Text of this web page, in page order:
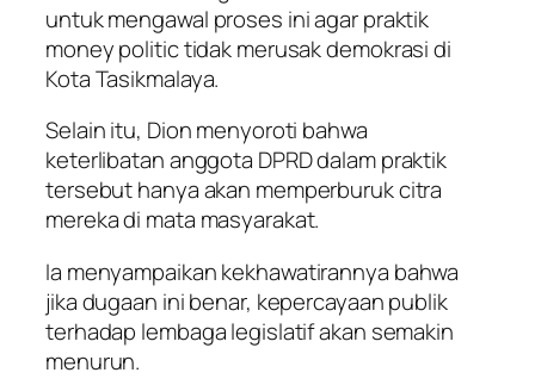
untuk mengawal proses ini agar praktik
money politic tidak merusak demokrasi di
Kota Tasikmalaya.
Selain itu, Dion menyoroti bahwa
keterlibatan anggota DPRD dalam praktik
tersebut hanya akan memperburuk citra
mereka di mata masyarakat.
Ia menyampaikan kekhawatirannya bahwa
jika dugaan ini benar, kepercayaan publik
terhadap lembaga legislatif akan semakin
menurun.